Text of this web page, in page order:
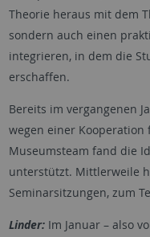
Theorie heraus mit dem
sondern auch einen
integrieren, in dem die
erschaffen.
Bereits im vergangenen
wegen einer Kooperation
Museumsteam fand die
unterstützt. Mittlerweile
Seminarsitzungen, zum
Linder:Im Januar – also